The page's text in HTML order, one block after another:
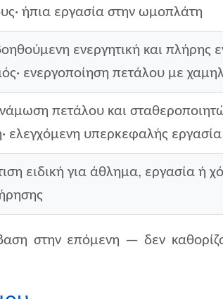
ήπια εργασία στην ωμοπλάτη
ενεργητική και πλήρης
ενεργοποίηση πετάλου με
πετάλου και
ελεγχόμενη υπερκεφαλής εργασία
ειδική για άθλημα, εργασία ή
στην επόμενη — δεν